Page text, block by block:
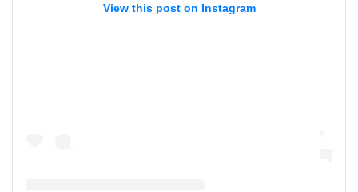
View this post on Instagram